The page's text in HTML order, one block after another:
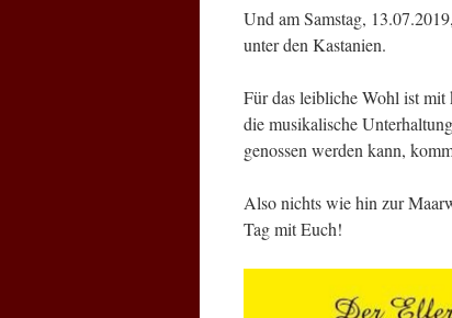
Und am Samstag,
unter den Kastanien.
Für das leibliche Wohl ist
die musikalische
genossen werden kann,
Also nichts wie hin zur
Tag mit Euch!